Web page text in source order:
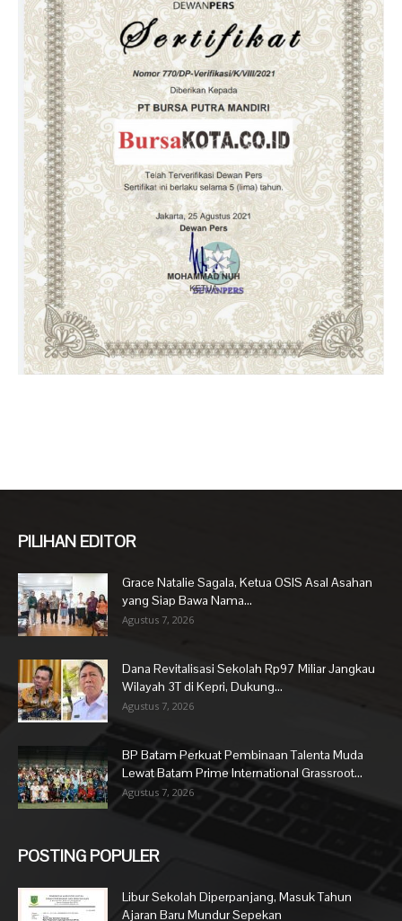
PILIHAN EDITOR
Grace Natalie Sagala, Ketua OSIS Asal Asahan
yang Siap Bawa Nama...
Agustus 7, 2026
Dana Revitalisasi Sekolah Rp97 Miliar Jangkau
Wilayah 3T di Kepri, Dukung...
Agustus 7, 2026
BP Batam Perkuat Pembinaan Talenta Muda
Lewat Batam Prime International Grassroot...
Agustus 7, 2026
POSTING POPULER
Libur Sekolah Diperpanjang, Masuk Tahun
Ajaran Baru Mundur Sepekan